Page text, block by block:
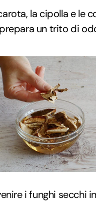
la cipolla e le
un trito di
i funghi secchi